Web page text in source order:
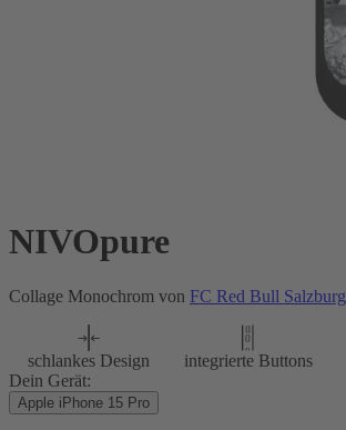
NIVOpure
Collage Monochrom von FC Red Bull Salzburg
schlankes Design integrierte Buttons
Dein Gerät:
Apple iPhone 15 Pro